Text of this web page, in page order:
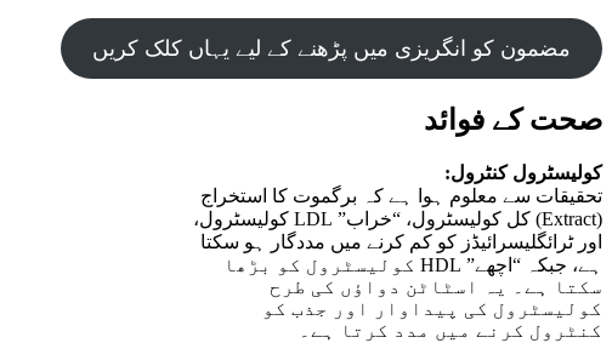
مضمون کو انگریزی میں پڑھنے کے لیے یہاں کلک کریں
صحت کے فوائد
کولیسٹرول کنٹرول:
تحقیقات سے معلوم ہوا ہے کہ برگموت کا استخراج
(Extract) کل کولیسٹرول، “خراب” LDL کولیسٹرول،
اور ٹرائگلیسرائیڈز کو کم کرنے میں مددگار ہو سکتا
ہے، جبکہ “اچھے” HDL کولیسٹرول کو بڑھا
سکتا ہے۔ یہ اسٹاٹن دواؤں کی طرح
کولیسٹرول کی پیداوار اور جذب کو
کنٹرول کرنے میں مدد کرتا ہے۔